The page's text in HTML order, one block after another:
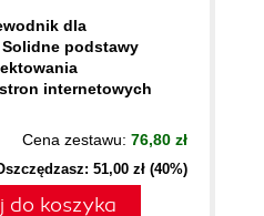
dla
podstawy
internetowych
Cena zestawu: 76,80 zł
51,00 zł (40%)
do koszyka